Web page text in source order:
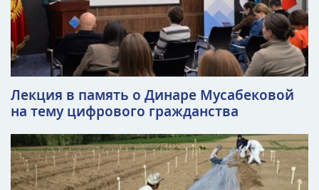
Лекция в память о Динаре Мусабековой
на тему цифрового гражданства